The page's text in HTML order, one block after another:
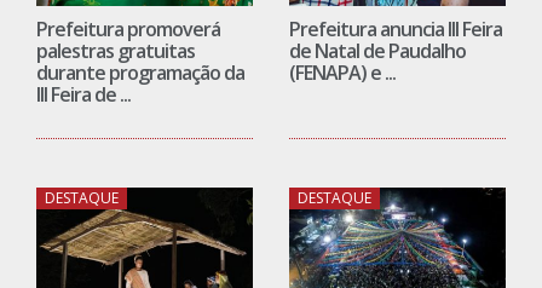
Prefeitura promoverá
palestras gratuitas
durante programação da
III Feira de ...
Prefeitura anuncia III Feira
de Natal de Paudalho
(FENAPA) e ...
DESTAQUE DESTAQUE